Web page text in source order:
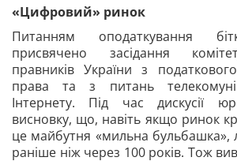
«Цифровий» ринок
Питанням оподаткування
присвячено засідання
правників України з
права та з питань
Інтернету. Під час дискусії
висновку, що, навіть якщо ринок
це майбутня «мильна бульбашка»,
раніше ніж через 100 років. Тож